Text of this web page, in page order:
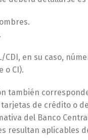
CDI, en su caso,
o CI).
también
de crédito o
del Banco
resultan aplicables